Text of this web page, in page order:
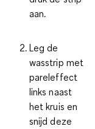
aan.
Leg de
wasstrip met
pareleffect
links naast
het kruis en
snijd deze